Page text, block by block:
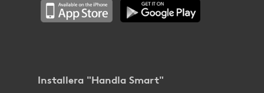
Installera "Handla Smart"